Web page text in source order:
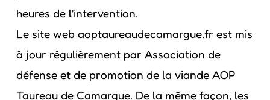
heures de l’intervention.
Le site web aoptaureaudecamargue.fr est mis
à jour régulièrement par Association de
défense et de promotion de la viande AOP
Taureau de Camargue. De la même façon, les